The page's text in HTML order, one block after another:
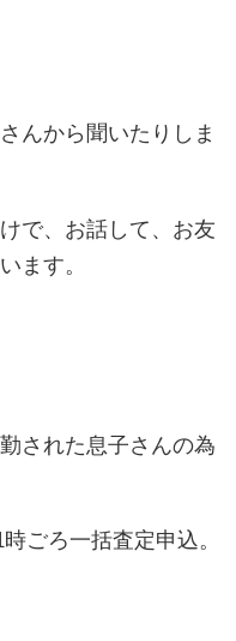
んから聞いたりしま
で、お話して、お友
ます。
された息子さんの為
ごろ一括査定申込。